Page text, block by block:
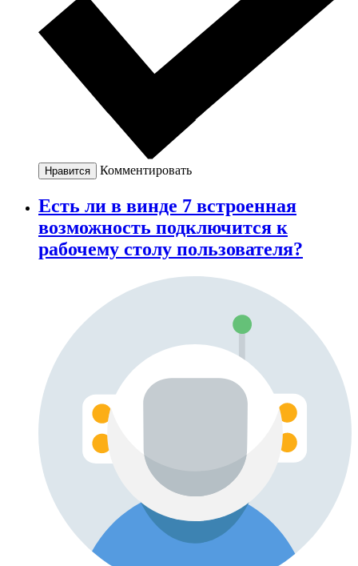
Нравится Комментировать
Есть ли в винде 7 встроенная
возможность подключится к
рабочему столу пользователя?